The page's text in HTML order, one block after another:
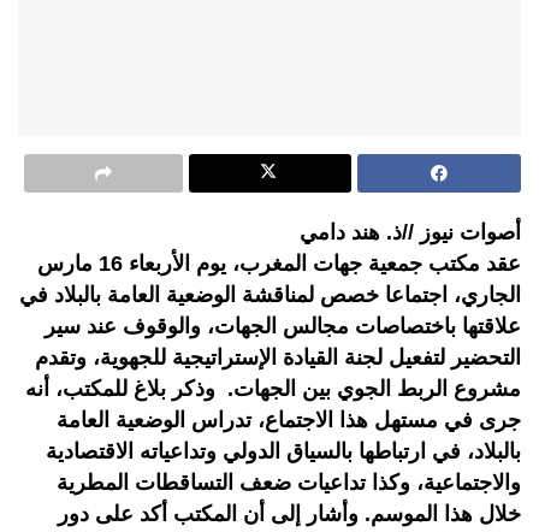
أصوات نيوز //ذ. هند دامي
عقد مكتب جمعية جهات المغرب، يوم الأربعاء 16 مارس
الجاري، اجتماعا خصص لمناقشة الوضعية العامة بالبلاد في
علاقتها باختصاصات مجالس الجهات، والوقوف عند سير
التحضير لتفعيل لجنة القيادة الإستراتيجية للجهوية، وتقدم
مشروع الربط الجوي بين الجهات. وذكر بلاغ للمكتب، أنه
جرى في مستهل هذا الاجتماع، تدراس الوضعية العامة
بالبلاد، في ارتباطها بالسياق الدولي وتداعياته الاقتصادية
والاجتماعية، وكذا تداعيات ضعف التساقطات المطرية
خلال هذا الموسم. وأشار إلى أن المكتب أكد على دور